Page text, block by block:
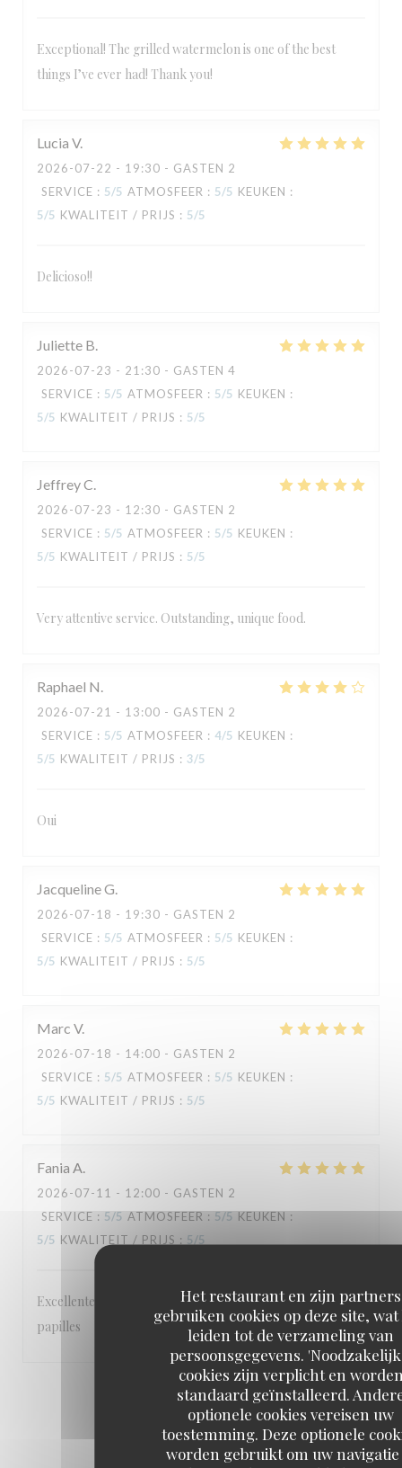
Het restaurant en zijn partners
gebruiken cookies op deze site,
leiden tot de verzameling van
persoonsgegevens.
cookies zijn verplicht en
standaard geïnstalleerd.
optionele cookies vereisen uw
toestemming. Deze optionele
worden gebruikt om uw
Exceptional! The grilled watermelon is one of the best
things I’ve ever had! Thank you!
Lucia V
2026-07-22 - 19:30 - GASTEN 2
SERVICE : 5/5 ATMOSFEER : 5/5 KEUKEN :
5/5 KWALITEIT / PRIJS : 5/5
Delicioso!!
Juliette B
2026-07-23 - 21:30 - GASTEN 4
SERVICE : 5/5 ATMOSFEER : 5/5 KEUKEN :
5/5 KWALITEIT / PRIJS : 5/5
JeffreyC
2026-07-23 - 12:30 - GASTEN 2
SERVICE : 5/5 ATMOSFEER : 5/5 KEUKEN :
5/5 KWALITEIT / PRIJS : 5/5
Very attentive service. Outstanding, unique food.
Raphael N
2026-07-21 - 13:00 - GASTEN 2
SERVICE : 5/5 ATMOSFEER : 4/5 KEUKEN :
5/5 KWALITEIT / PRIJS : 3/5
Oui
JacquelineG
2026-07-18 - 19:30 - GASTEN 2
SERVICE : 5/5 ATMOSFEER : 5/5 KEUKEN :
5/5 KWALITEIT / PRIJS : 5/5
Marc V
2026-07-18 - 14:00 - GASTEN 2
SERVICE : 5/5 ATMOSFEER : 5/5 KEUKEN :
5/5 KWALITEIT / PRIJS : 5/5
Fania A
2026-07-11 - 12:00 - GASTEN 2
SERVICE : 5/5 ATMOSFEER : 5/5 KEUKEN :
5/5 KWALITEIT / PRIJS : 5/5
Excellentes saveurs cetait un régal pour les yeux et les
papilles
2 3